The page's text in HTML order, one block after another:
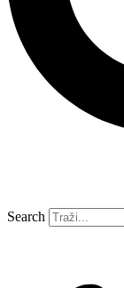
Search